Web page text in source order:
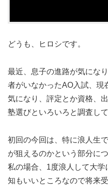
どうも、ヒロシです。
最近、息子の進路が気にな
者がいなかったAO入試、現
気になり、評定とか資格、
塾選びといろいろと調査して
初回の今回は、特に浪人生
が狙えるのかという部分に
私の場合、1度浪人して大
知もいいところなので将来